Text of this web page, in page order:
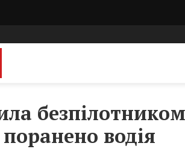
водія